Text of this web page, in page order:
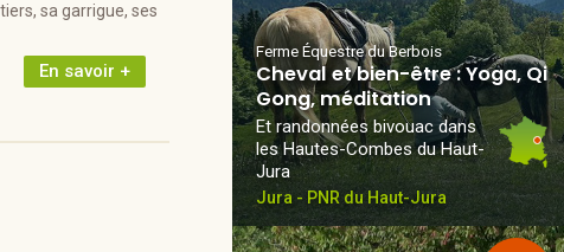
sa garrigue, ses
En savoir +
Ferme Équestre du Berbois
Cheval et bien-être : Yoga, Qi
Gong, méditation
Et randonnées bivouac dans
les Hautes-Combes du Haut-
Jura
Jura - PNR du Haut-Jura